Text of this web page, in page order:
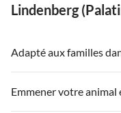
Lindenberg
Adapté aux familles